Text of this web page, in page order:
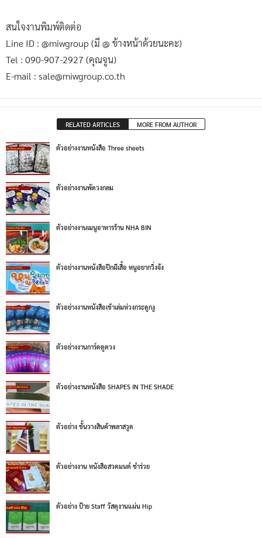
สนใจงานพิมพ์ติดต่อ
Line ID : @miwgroup (มี @ ข้างหน้าด้วยนะคะ)
Tel : 090-907-2927 (คุณจูน)
E-mail : sale@miwgroup.co.th
RELATED ARTICLES MORE FROM AUTHOR
ตัวอย่างงานหนังสือ Three sheets
ตัวอย่างงานพัดวงกลม
ตัวอย่างงานเมนูอาหารร้าน NHA BIN
ตัวอย่างงานหนังสือปีกผีเสื้อ หนูอยากวิ่งจัง
ตัวอย่างงานหนังสือเข้าเล่มห่วงกระดูกงู
ตัวอย่างงานการ์ดดูดวง
ตัวอย่างงานหนังสือ SHAPES IN THE SHADE
ตัวอย่าง ชั้นวางสินค้าพลาสวูด
ตัวอย่างงาน หนังสือสวดมนต์ ชำร่วย
ตัวอย่าง ป้าย Staff วัสดุงานแผ่น Hip